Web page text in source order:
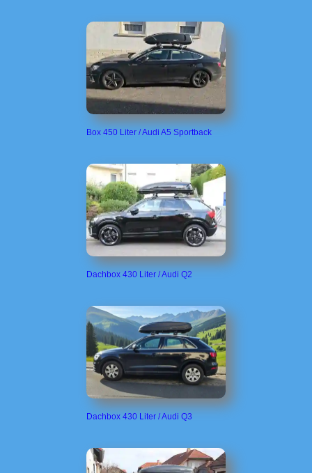
Box 450 Liter / Audi A5 Sportback
Dachbox 430 Liter / Audi Q2
Dachbox 430 Liter / Audi Q3